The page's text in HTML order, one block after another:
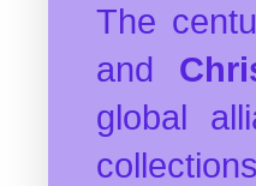
The
and
global